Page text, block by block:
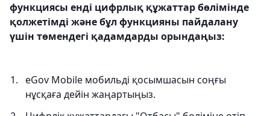
функциясы енді цифрлық құжаттар бөлімінде
қолжетімді және бұл функцияны пайдалану
үшін төмендегі қадамдарды орындаңыз:
eGov Mobile мобильді қосымшасын соңғы
нұсқаға дейін жаңартыңыз.